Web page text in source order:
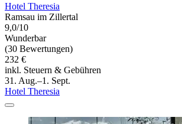
Hotel Theresia
Ramsau im Zillertal
9,0/10
Wunderbar
(30 Bewertungen)
232 €
inkl. Steuern & Gebühren
31. Aug.–1. Sept.
Hotel Theresia